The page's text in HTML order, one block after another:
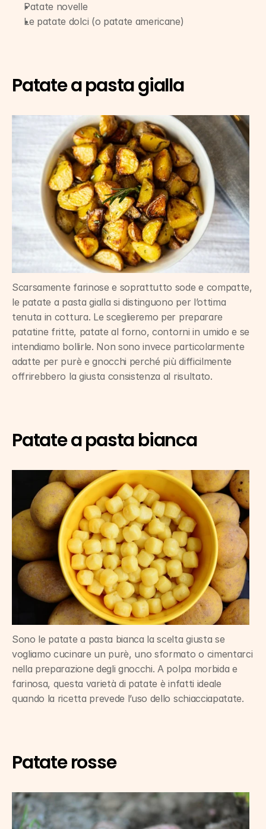
Patate novelle
Le patate dolci (o patate americane)
Patate a pasta gialla
Scarsamente farinose e soprattutto sode e compatte,
le patate a pasta gialla si distinguono per l’ottima
tenuta in cottura. Le sceglieremo per preparare
patatine fritte, patate al forno, contorni in umido e se
intendiamo bollirle. Non sono invece particolarmente
adatte per purè e gnocchi perché più difficilmente
offrirebbero la giusta consistenza al risultato.
Patate a pasta bianca
Sono le patate a pasta bianca la scelta giusta se
vogliamo cucinare un purè, uno sformato o cimentarci
nella preparazione degli gnocchi. A polpa morbida e
farinosa, questa varietà di patate è infatti ideale
quando la ricetta prevede l’uso dello schiacciapatate.
Patate rosse